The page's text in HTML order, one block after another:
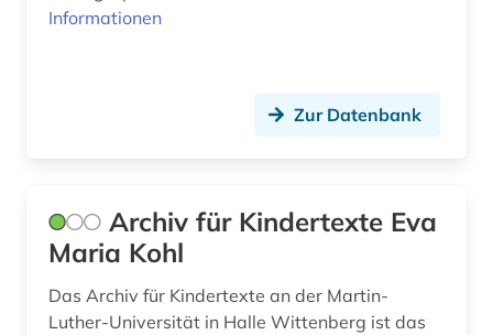
geschichte 1850-1920 (1)
geschichte 1914-1918 (1)
geschichte 1945-2004 (1)
Informationen
Zur Datenbank
Archiv für Kindertexte Eva
Maria Kohl
Das Archiv für Kindertexte an der Martin-
Luther-Universität in Halle Wittenberg ist das